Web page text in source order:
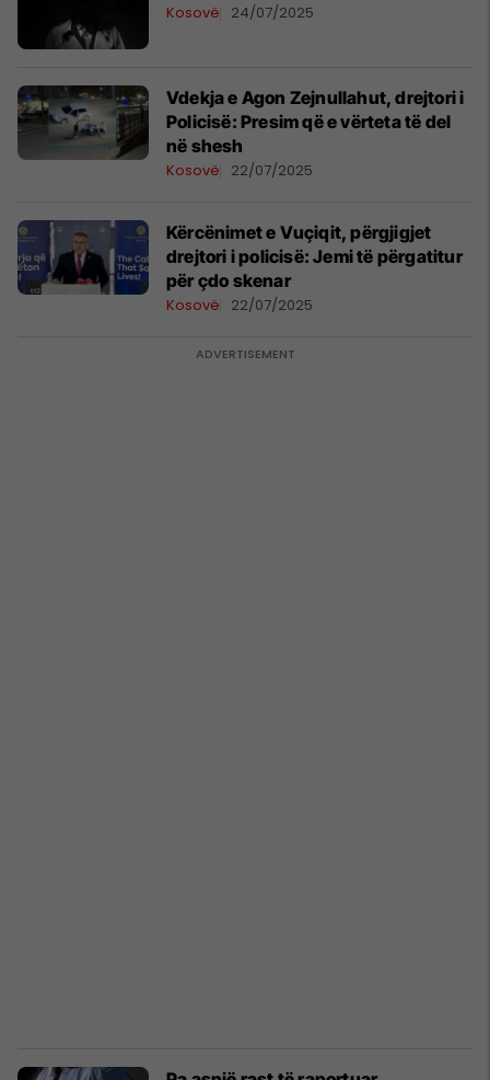
Kosovë 24/07/2025
Vdekja e Agon Zejnullahut, drejtori i
Policisë: Presim që e vërteta të del
në shesh
Kosovë 22/07/2025
Kërcënimet e Vuçiqit, përgjigjet
drejtori i policisë: Jemi të përgatitur
për çdo skenar
Kosovë 22/07/2025